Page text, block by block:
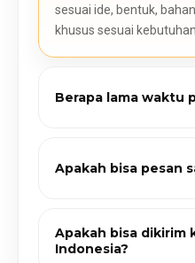
sesuai ide, bentuk,
khusus sesuai
Berapa lama waktu
Apakah bisa pesan
Apakah bisa dikirim
Indonesia?